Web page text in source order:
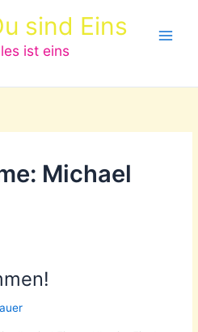
sind Eins
ist eins
Michael